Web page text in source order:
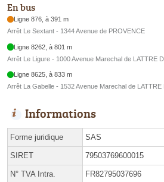
En bus
Ligne 876, à 391 m
Arrêt Le Sextant - 1344 Avenue de PROVENCE
Ligne 8262, à 801 m
Arrêt Le Ligure - 1000 Avenue Marechal de LATTRE
Ligne 8625, à 833 m
Arrêt La Gabelle - 1532 Avenue Marechal de LATTRE
Informations
Forme juridique SAS
SIRET 79503769600015
N° TVA Intra. FR82795037696